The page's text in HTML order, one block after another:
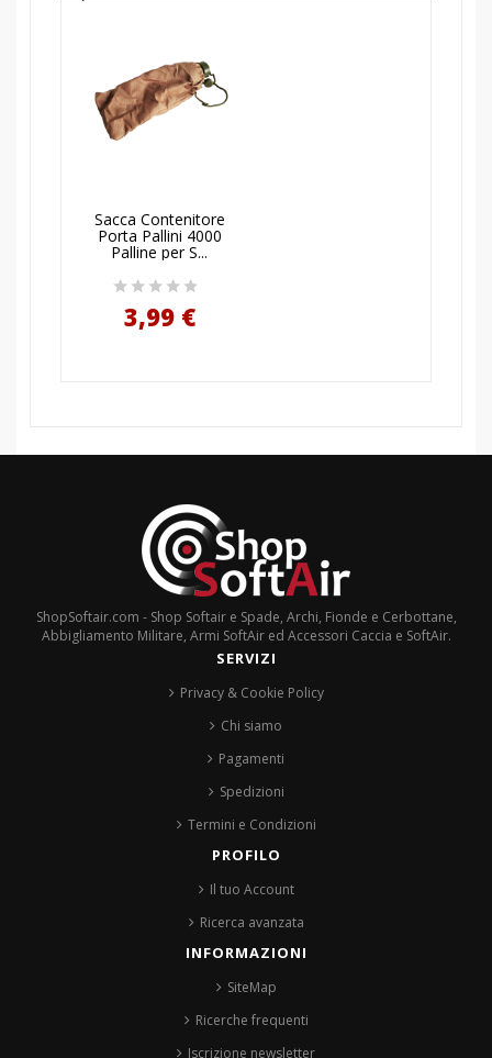
CARRELLO
Sacca Contenitore
Porta Pallini 4000
Palline per S...
3,99 €
ShopSoftair.com - Shop Softair e Spade, Archi, Fionde e Cerbottane,
Abbigliamento Militare, Armi SoftAir ed Accessori Caccia e SoftAir.
SERVIZI
Privacy & Cookie Policy
Chi siamo
Pagamenti
Spedizioni
Termini e Condizioni
PROFILO
Il tuo Account
Ricerca avanzata
INFORMAZIONI
SiteMap
Ricerche frequenti
Iscrizione newsletter